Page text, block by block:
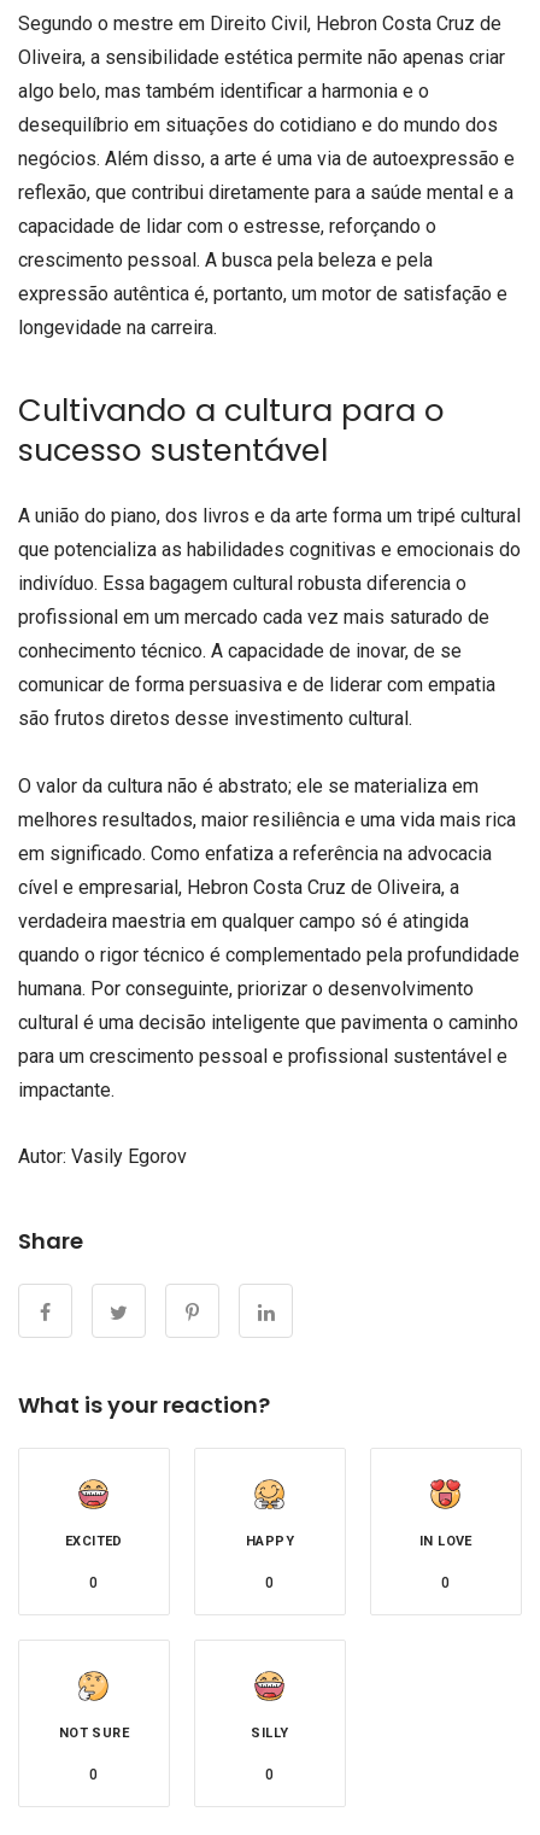
Segundo o mestre em Direito Civil, Hebron Costa Cruz de
Oliveira, a sensibilidade estética permite não apenas criar
algo belo, mas também identificar a harmonia e o
desequilíbrio em situações do cotidiano e do mundo dos
negócios. Além disso, a arte é uma via de autoexpressão e
reflexão, que contribui diretamente para a saúde mental e a
capacidade de lidar com o estresse, reforçando o
crescimento pessoal. A busca pela beleza e pela
expressão autêntica é, portanto, um motor de satisfação e
longevidade na carreira.
Cultivando a cultura para o
sucesso sustentável
A união do piano, dos livros e da arte forma um tripé cultural
que potencializa as habilidades cognitivas e emocionais do
indivíduo. Essa bagagem cultural robusta diferencia o
profissional em um mercado cada vez mais saturado de
conhecimento técnico. A capacidade de inovar, de se
comunicar de forma persuasiva e de liderar com empatia
são frutos diretos desse investimento cultural.
O valor da cultura não é abstrato; ele se materializa em
melhores resultados, maior resiliência e uma vida mais rica
em significado. Como enfatiza a referência na advocacia
cível e empresarial, Hebron Costa Cruz de Oliveira, a
verdadeira maestria em qualquer campo só é atingida
quando o rigor técnico é complementado pela profundidade
humana. Por conseguinte, priorizar o desenvolvimento
cultural é uma decisão inteligente que pavimenta o caminho
para um crescimento pessoal e profissional sustentável e
impactante.
Autor: Vasily Egorov
Share
What is your reaction?
EXCITED
0
HAPPY
0
IN LOVE
0
NOT SURE
0
SILLY
0